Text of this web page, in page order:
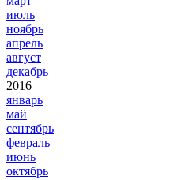
июль
ноябрь
апрель
август
декабрь
2016
январь
май
сентябрь
февраль
июнь
октябрь